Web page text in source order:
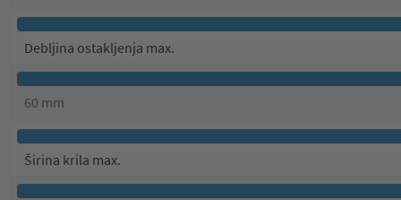
Debljina ostakljenja max.
60 mm
Širina krila max.